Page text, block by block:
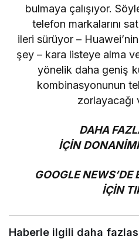
bulmaya çalışıyor.
telefon markalarını
ileri sürüyor –
şey – kara listeye alma
yönelik daha geniş
kombinasyonunun
zorlayacağı
DAHA
İÇİN
GOOGLE
İÇİN
Haberle ilgili daha